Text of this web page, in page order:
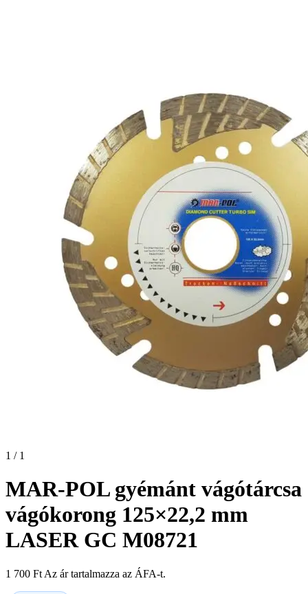
1 / 1
MAR-POL gyémánt vágótárcsa
vágókorong 125×22,2 mm
LASER GC M08721
1 700 Ft Az ár tartalmazza az ÁFA-t.